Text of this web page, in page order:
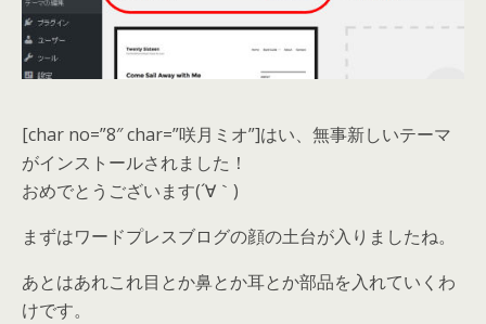
[char no=”8″ char=”咲月ミオ”]はい、無事新しいテーマ
がインストールされました！
おめでとうございます(´∀｀)
まずはワードプレスブログの顔の土台が入りましたね。
あとはあれこれ目とか鼻とか耳とか部品を入れていくわ
けです。